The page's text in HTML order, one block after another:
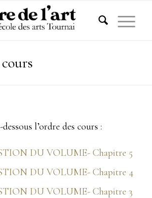
l’ordre des cours :
DU VOLUME- Chapitre 5
DU VOLUME- Chapitre 4
DU VOLUME- Chapitre 3